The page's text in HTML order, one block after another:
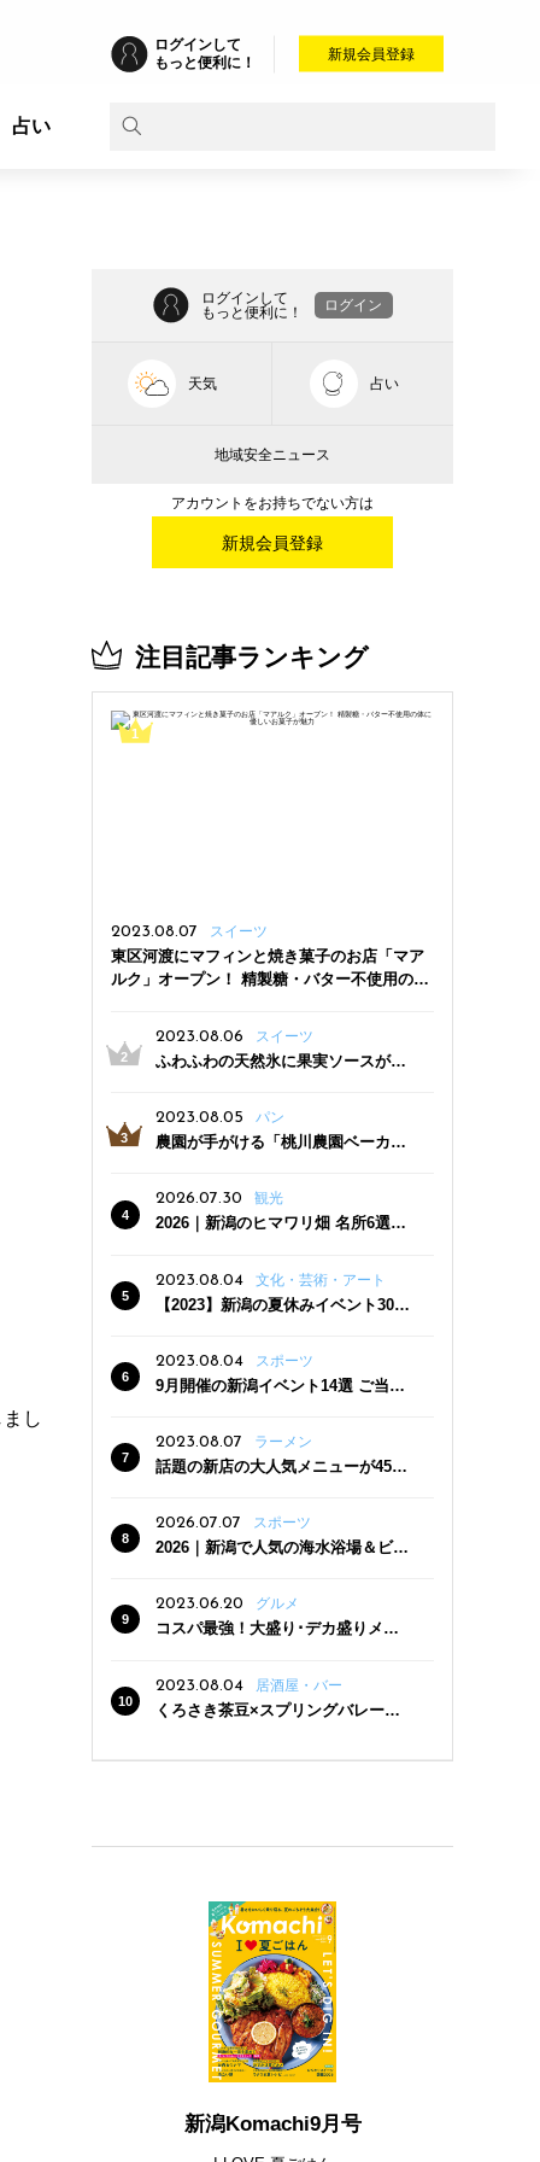
ログインして
もっと便利に！
新規会員登録
占い
し
ログインして
もっと便利に！
ログイン
天気 占い
地域安全ニュース
アカウントをお持ちでない方は
新規会員登録
注目記事ランキング
2023.08.07 スイーツ
東区河渡にマフィンと焼き菓子のお店「マア
ルク」オープン！ 精製糖・バター不使用の体
2023.08.06
スイーツ
ふわふわの天然氷に果実ソースがた
三条駅近くにオープン
2023.08.05 パン
農園が手がける「桃川農園ベーカリ
った焼きたてパンのほか、ジェラー
トやスムージーも
2026.07.30 観光
2026｜新潟のヒマワリ畑 名所6選
2023.08.04
文化・芸術・アート
【2023】新潟の夏休みイベント30
2023.08.04
スポーツ
9月開催の新潟イベント14選 ご当地
2023.08.07 ラーメン
話題の新店の大人気メニューが450
クーポン登場
2026.07.07 スポーツ
2026｜新潟で人気の海水浴場＆ビー
2023.06.20
グルメ
コスパ最強！大盛り･デカ盛りメニ
2023.08.04
居酒屋・バー
くろさき茶豆×スプリングバレー豊
新潟Komachi9月号